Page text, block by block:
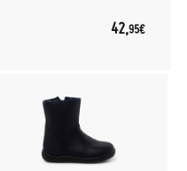
42,95€